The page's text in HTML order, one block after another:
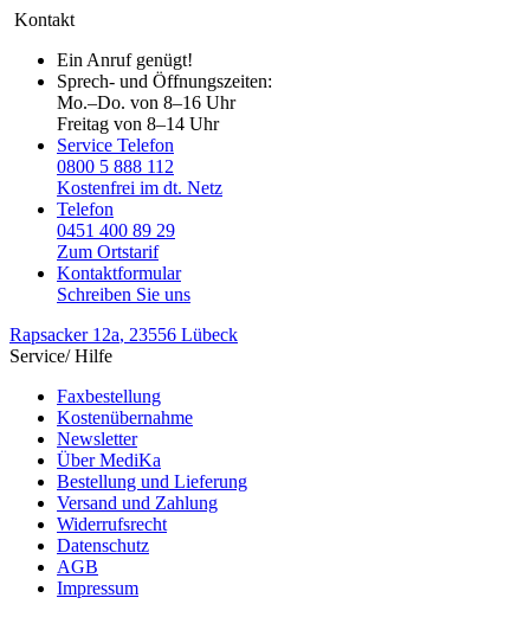
Kontakt
Ein Anruf genügt!
Sprech- und Öffnungszeiten:
Mo.–Do. von 8–16 Uhr
Freitag von 8–14 Uhr
Service Telefon
0800 5 888 112
Kostenfrei im dt. Netz
Telefon
0451 400 89 29
Zum Ortstarif
Kontaktformular
Schreiben Sie uns
Rapsacker 12a, 23556 Lübeck
Service/ Hilfe
Faxbestellung
Kostenübernahme
Newsletter
Über MediKa
Bestellung und Lieferung
Versand und Zahlung
Widerrufsrecht
Datenschutz
AGB
Impressum